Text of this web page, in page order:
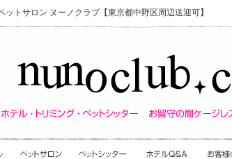
トサロン ヌーノクラブ【東京都中野区周辺送迎可】